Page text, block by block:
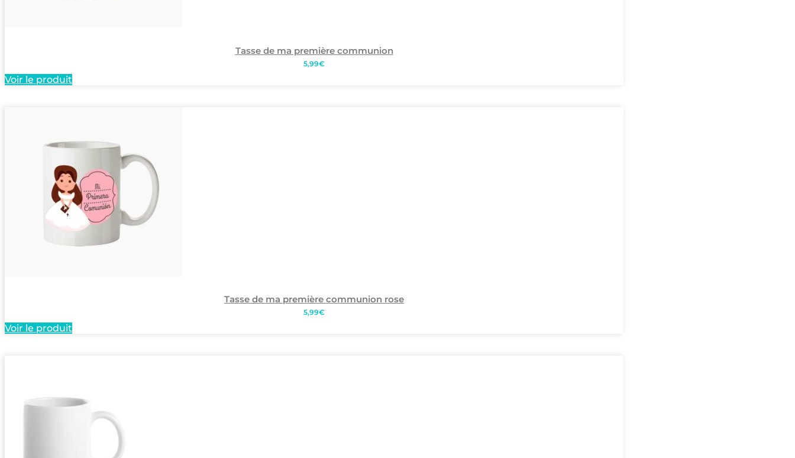
Tasse de ma première communion
5,99€
Voir le produit
Tasse de ma première communion rose
5,99€
Voir le produit